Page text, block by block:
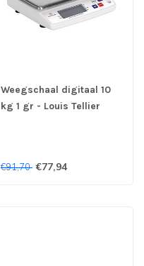
Weegschaal digitaal 10
kg 1 gr - Louis Tellier
€91,70 €77,94